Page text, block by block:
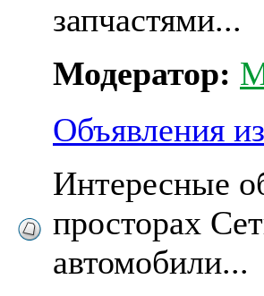
запчастями...
Модератор:
Объявления
Интересные
просторах
автомобили...